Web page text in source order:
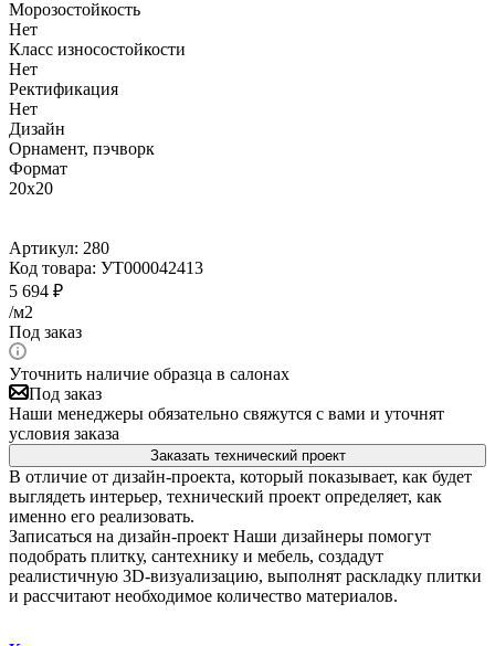
Морозостойкость
Нет
Класс износостойкости
Нет
Ректификация
Нет
Дизайн
Орнамент, пэчворк
Формат
20x20
Артикул: 280
Код товара: УТ000042413
5 694 ₽
/м2
Под заказ
Уточнить наличие образца в салонах
Под заказ
Наши менеджеры обязательно свяжутся с вами и уточнят
условия заказа
Заказать технический проект
В отличие от дизайн-проекта, который показывает, как будет
выглядеть интерьер, технический проект определяет, как
именно его реализовать.
Записаться на дизайн-проект Наши дизайнеры помогут
подобрать плитку, сантехнику и мебель, создадут
реалистичную 3D-визуализацию, выполнят раскладку плитки
и рассчитают необходимое количество материалов.